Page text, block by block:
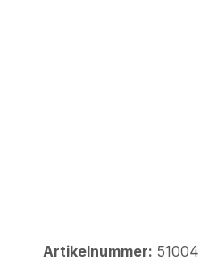
Artikelnummer: 51004